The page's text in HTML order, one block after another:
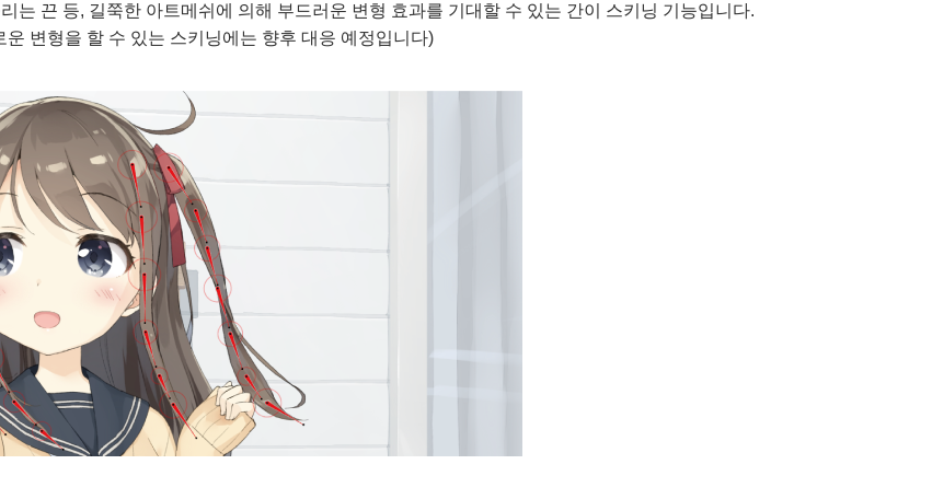
는 끈 등, 길쭉한 아트메쉬에 의해 부드러운 변형 효과를 기대할 수 있는 간이 스키닝 기능입니다.
운 변형을 할 수 있는 스키닝에는 향후 대응 예정입니다)